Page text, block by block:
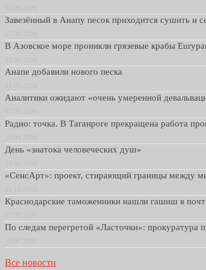
Завезённый в Анапу песок приходится сушить и
В Азовское море проникли грязевые крабы
Анапе добавили нового песка
Аналитики ожидают «очень умеренной
Радио: точка. В Таганроге прекращена работа
День «знатока человеческих душ»
«СенсАрт»: проект, стирающий границы между
Краснодарские таможенники нашли гашиш в
По следам перегретой «Ласточки»: прокуратура
Все новости